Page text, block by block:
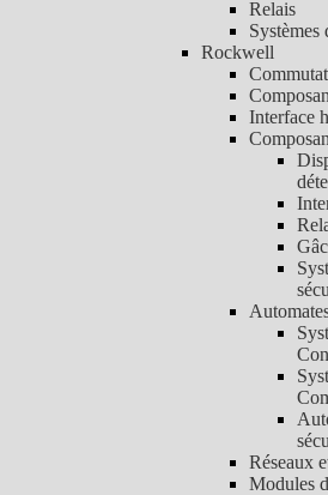
Relais
Rockwell
Interface
Réseaux
Modules